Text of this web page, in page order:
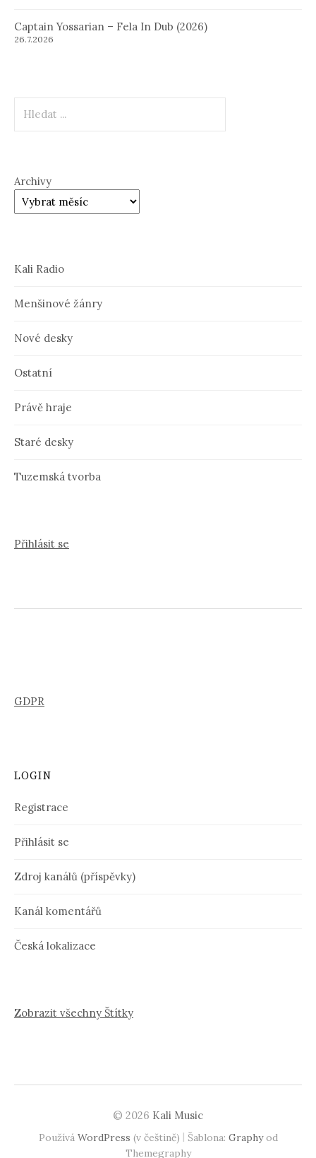
Captain Yossarian – Fela In Dub (2026)
26.7.2026
Archivy
Kali Radio
Menšinové žánry
Nové desky
Ostatní
Právě hraje
Staré desky
Tuzemská tvorba
Přihlásit se
GDPR
LOGIN
Registrace
Přihlásit se
Zdroj kanálů (příspěvky)
Kanál komentářů
Česká lokalizace
Zobrazit všechny Štítky
© 2026 Kali Music
Používá WordPress (v češtině) | Šablona: Graphyod
Themegraphy